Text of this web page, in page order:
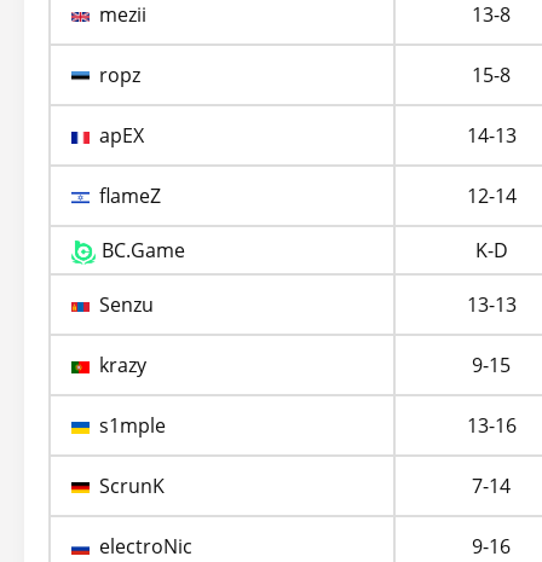
mezii 13-8
ropz 15-8
apEX 14-13
flameZ 12-14
BC.Game K-D
Senzu 13-13
krazy 9-15
s1mple 13-16
ScrunK 7-14
electroNic 9-16